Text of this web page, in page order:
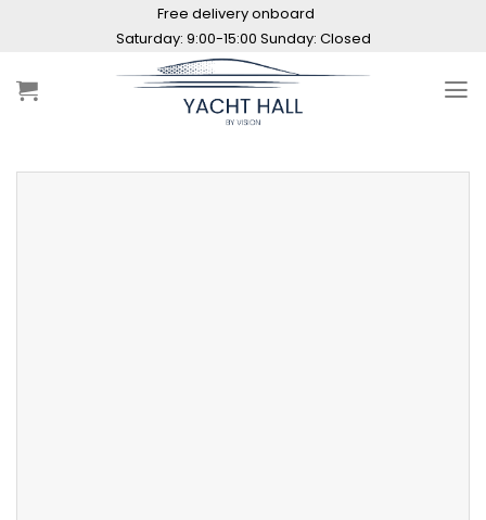
Saturday: 9:00-15:00 Sunday: Closed
Free delivery onboard